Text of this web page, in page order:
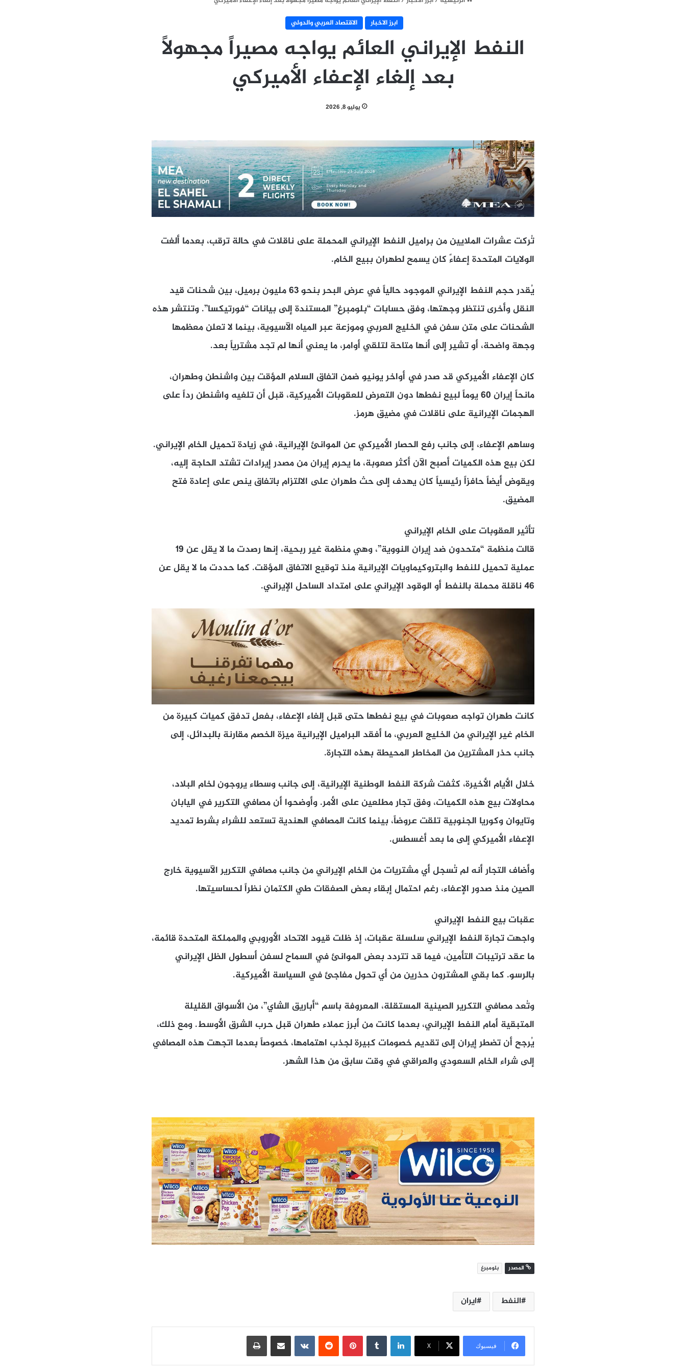
ابرز الاخبار
الاقتصاد العربي والدولي
النفط الإيراني العائم يواجه مصيراً مجهولاً
بعد إلغاء الإعفاء الأميركي
يوليو 8, 2026
تُركت عشرات الملايين من براميل النفط الإيراني المحملة على ناقلات في حالة ترقب، بعدما ألغت
الولايات المتحدة إعفاءً كان يسمح لطهران ببيع الخام.
يُقدر حجم النفط الإيراني الموجود حالياً في عرض البحر بنحو 63 مليون برميل، بين شحنات قيد
النقل وأخرى تنتظر وجهتها، وفق حسابات “بلومبرغ” المستندة إلى بيانات “فورتيكسا”. وتنتشر هذه
الشحنات على متن سفن في الخليج العربي وموزعة عبر المياه الآسيوية، بينما لا تعلن معظمها
وجهة واضحة، أو تشير إلى أنها متاحة لتلقي أوامر، ما يعني أنها لم تجد مشترياً بعد.
كان الإعفاء الأميركي قد صدر في أواخر يونيو ضمن اتفاق السلام المؤقت بين واشنطن وطهران،
مانحاً إيران 60 يوماً لبيع نفطها دون التعرض للعقوبات الأميركية، قبل أن تلغيه واشنطن رداً على
الهجمات الإيرانية على ناقلات في مضيق هرمز.
وساهم الإعفاء، إلى جانب رفع الحصار الأميركي عن الموانئ الإيرانية، في زيادة تحميل الخام الإيراني.
لكن بيع هذه الكميات أصبح الآن أكثر صعوبة، ما يحرم إيران من مصدر إيرادات تشتد الحاجة إليه،
ويقوض أيضاً حافزاً رئيسياً كان يهدف إلى حث طهران على الالتزام باتفاق ينص على إعادة فتح
المضيق.
تأثير العقوبات على الخام الإيراني
قالت منظمة “متحدون ضد إيران النووية”، وهي منظمة غير ربحية، إنها رصدت ما لا يقل عن 19
عملية تحميل للنفط والبتروكيماويات الإيرانية منذ توقيع الاتفاق المؤقت. كما حددت ما لا يقل عن
46 ناقلة محملة بالنفط أو الوقود الإيراني على امتداد الساحل الإيراني.
كانت طهران تواجه صعوبات في بيع نفطها حتى قبل إلغاء الإعفاء، بفعل تدفق كميات كبيرة من
الخام غير الإيراني من الخليج العربي، ما أفقد البراميل الإيرانية ميزة الخصم مقارنة بالبدائل، إلى
جانب حذر المشترين من المخاطر المحيطة بهذه التجارة.
خلال الأيام الأخيرة، كثفت شركة النفط الوطنية الإيرانية، إلى جانب وسطاء يروجون لخام البلاد،
محاولات بيع هذه الكميات، وفق تجار مطلعين على الأمر. وأوضحوا أن مصافي التكرير في اليابان
وتايوان وكوريا الجنوبية تلقت عروضاً، بينما كانت المصافي الهندية تستعد للشراء بشرط تمديد
الإعفاء الأميركي إلى ما بعد أغسطس.
وأضاف التجار أنه لم تُسجل أي مشتريات من الخام الإيراني من جانب مصافي التكرير الآسيوية خارج
الصين منذ صدور الإعفاء، رغم احتمال إبقاء بعض الصفقات طي الكتمان نظراً لحساسيتها.
عقبات بيع النفط الإيراني
واجهت تجارة النفط الإيراني سلسلة عقبات، إذ ظلت قيود الاتحاد الأوروبي والمملكة المتحدة قائمة،
ما عقد ترتيبات التأمين، فيما قد تتردد بعض الموانئ في السماح لسفن أسطول الظل الإيراني
بالرسو. كما بقي المشترون حذرين من أي تحول مفاجئ في السياسة الأميركية.
وتُعد مصافي التكرير الصينية المستقلة، المعروفة باسم “أباريق الشاي”، من الأسواق القليلة
المتبقية أمام النفط الإيراني، بعدما كانت من أبرز عملاء طهران قبل حرب الشرق الأوسط. ومع ذلك،
يُرجح أن تضطر إيران إلى تقديم خصومات كبيرة لجذب اهتمامها، خصوصاً بعدما اتجهت هذه المصافي
إلى شراء الخام السعودي والعراقي في وقت سابق من هذا الشهر.
المصدر بلومبرغ
النفط ايران
فيسبوك X
لينكدإن بينتيريست مشاركة عبر البريد طباعة